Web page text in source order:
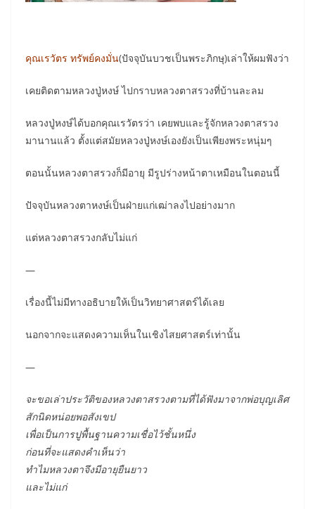
คุณเรวัตร ทรัพย์คงมั่น(ปัจจุบันบวชเป็นพระภิกษุ)เล่าให้ผมฟังว่า
เคยติดตามหลวงปู่หงษ์ ไปกราบหลวงตาสรวงที่บ้านละลม
หลวงปู่หงษ์ได้บอกคุณเรวัตรว่า เคยพบและรู้จักหลวงตาสรวง
มานานแล้ว ตั้งแต่สมัยหลวงปู่หงษ์เองยังเป็นเพียงพระหนุ่มๆ
ตอนนั้นหลวงตาสรวงก็มีอายุ มีรูปร่างหน้าตาเหมือนในตอนนี้
ปัจจุบันหลวงตาหงษ์เป็นฝ่ายแก่เฒ่าลงไปอย่างมาก
แต่หลวงตาสรวงกลับไม่แก่
—
เรื่องนี้ไม่มีทางอธิบายให้เป็นวิทยาศาสตร์ได้เลย
นอกจากจะแสดงความเห็นในเชิงไสยศาสตร์เท่านั้น
—
จะขอเล่าประวัติของหลวงตาสรวงตามที่ได้ฟังมาจากพ่อบุญเลิศ
สักนิดหน่อยพอสังเขป
เพื่อเป็นการปูพื้นฐานความเชื่อไว้ชั้นหนึ่ง
ก่อนที่จะแสดงคำเห็นว่า
ทำไมหลวงตาจึงมีอายุยืนยาว
และไม่แก่